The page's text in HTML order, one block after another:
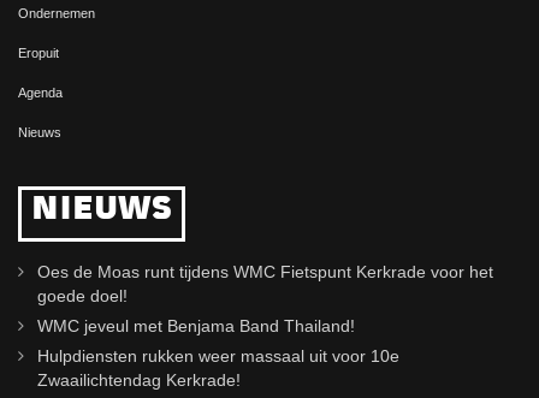
Ondernemen
Eropuit
Agenda
Nieuws
NIEUWS
Oes de Moas runt tijdens WMC Fietspunt Kerkrade voor het
goede doel!
WMC jeveul met Benjama Band Thailand!
Hulpdiensten rukken weer massaal uit voor 10e
Zwaailichtendag Kerkrade!